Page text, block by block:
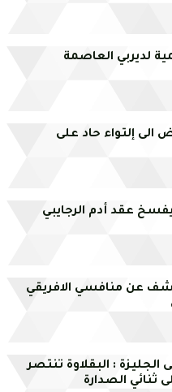
لديربي العاصمة
الى إلتواء حاد على
يفسخ عقد أدم الرجايبي
عن منافسي الافريقي
الجليزة : البقلاوة تنتصر
ثنائي الصدارة